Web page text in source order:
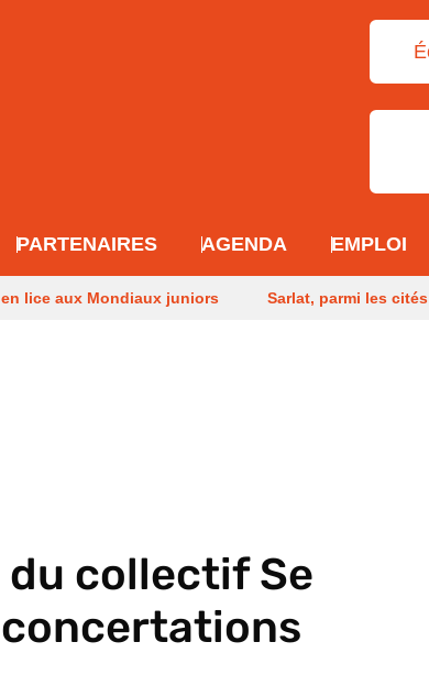
PARTENAIRES AGENDA EMPLOI
lice aux Mondiaux juniors Sarlat, parmi les
du collectif Se